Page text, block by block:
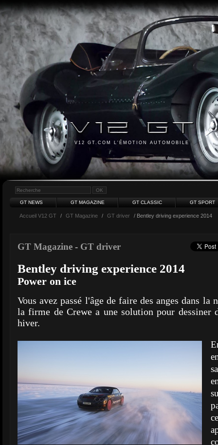
V12 GT.COM L'ÉMOTION AUTOMOBILE
GT NEWS GT MAGAZINE GT CLASSIC GT SPORT
Accueil V12 GT / GT Magazine / GT driver / Bentley driving experience 2014
GT Magazine - GT driver
Bentley driving experience 2014
Power on ice
Vous avez passé l'âge de faire des anges dans la
la firme de Crewe a une solution pour dessiner
hiver.